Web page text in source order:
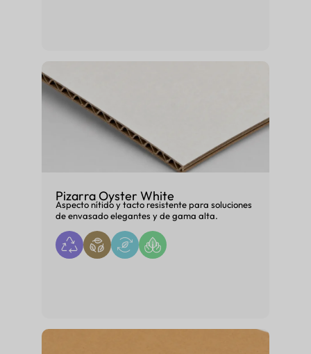
Pizarra Oyster White
Aspecto nítido y tacto resistente para soluciones
de envasado elegantes y de gama alta.